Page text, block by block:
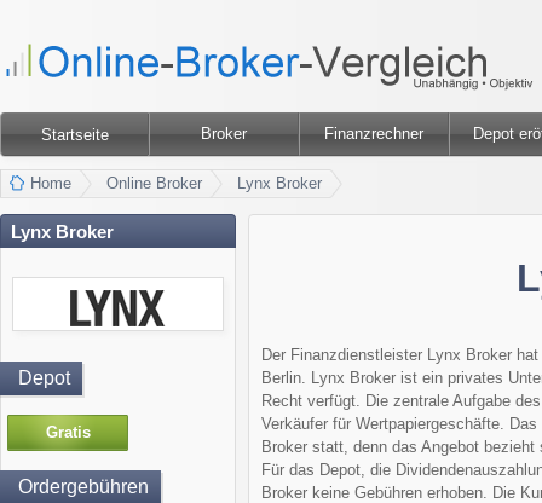
Startseite Broker Finanzrechner Depot
Home Online Broker Lynx Broker
Lynx Broker
Depot
Gratis
Ordergebühren
Der Finanzdienstleister Lynx Broker
Berlin. Lynx Broker ist ein privates
Recht verfügt. Die zentrale Aufgabe
Verkäufer für Wertpapiergeschäfte.
Broker statt, denn das Angebot
Für das Depot, die
Broker keine Gebühren erhoben. Die